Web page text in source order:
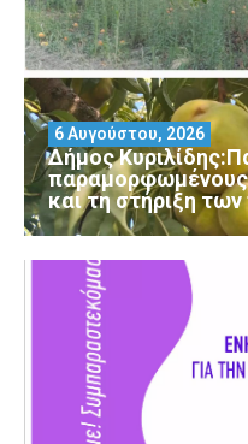
Δήμος
παραμορφωμένους
και τη στήριξη
6 Αυγούστου, 2026